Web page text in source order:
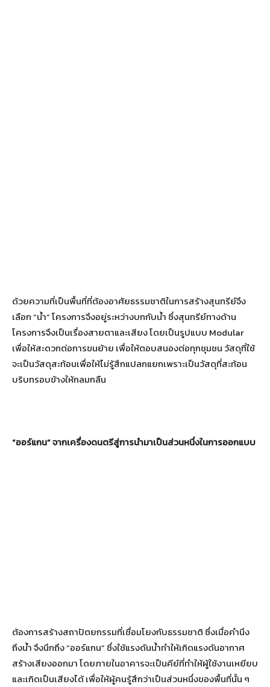
ด้วยความที่เป็นพื้นที่ที่ต้องอาศัยธรรมชาติในการสร้างสุนทรีย์จึง
เลือก “น้ำ” โครงการจึงอยู่ระหว่างบกกับน้ำ ซึ่งสุนทรีย์ทางด้าน
โครงการจึงเป็นเรื่องสายตาและเสียง โดยเป็นรูปแบบ Modular
เพื่อให้สะดวกต่อการขนย้าย เพื่อให้ตอบสนองต่อทุกชุมชน วัสดุที่ใช้
จะเป็นวัสดุสะท้อนเพื่อให้ไม่รู้สึกแปลกแยกเพราะเป็นวัสดุที่สะท้อน
บริบทรอบข้างให้กลมกลืน
“ออร์แกน” จากเครื่องดนตรีสู่การนำมาเป็นส่วนหนึ่งในการออกแบบ
ต้องการสร้างสถาปัตยกรรมที่เชื่อมโยงกับธรรมชาติ ซึ่งเมื่อคำนึง
ถึงน้ำ จึงนึกถึง “ออร์แกน” ซึ่งใช้แรงดันน้ำทำให้เกิดแรงดันอากาศ
สร้างเสียงออกมา โดยภายในอาคารจะเป็นคีย์ที่ทำให้ผู้ใช้งานเหยียบ
และเกิดเป็นเสียงได้ เพื่อให้ผู้คนรู้สึกว่าเป็นส่วนหนึ่งของพื้นที่นั้น ๆ